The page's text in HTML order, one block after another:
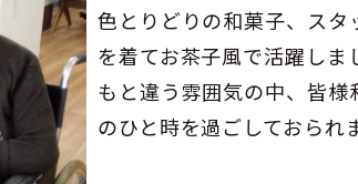
色とりどりの和菓子、スタ
を着てお茶子風で活躍しま
もと違う雰囲気の中、皆様
のひと時を過ごしておら